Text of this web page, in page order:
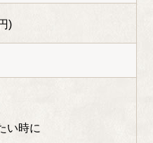
)
い時に